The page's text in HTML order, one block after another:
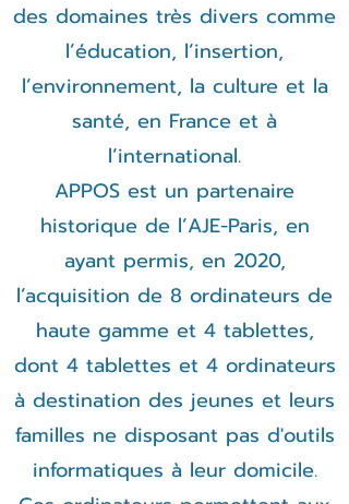
des domaines très divers comme
l’éducation, l’insertion,
l’environnement, la culture et la
santé, en France et à
l’international.
APPOS est un partenaire
historique de l’AJE-Paris, en
ayant permis, en 2020,
l’acquisition de 8 ordinateurs de
haute gamme et 4 tablettes,
dont 4 tablettes et 4 ordinateurs
à destination des jeunes et leurs
familles ne disposant pas d'outils
informatiques à leur domicile.